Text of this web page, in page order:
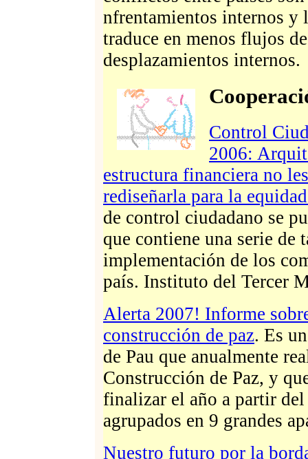
nfrentamientos internos y
traduce en menos flujos
desplazamientos internos.
Control
2006:
estructura financiera no
rediseñarla para la
de control ciudadano se
que contiene una serie de
implementación de los
país. Instituto del Tercer
Alerta 2007! Informe
construcción de paz. Es
de Pau que anualmente
Construcción de Paz, y
finalizar el año a partir
agrupados en 9 grandes
Nuestro futuro por la